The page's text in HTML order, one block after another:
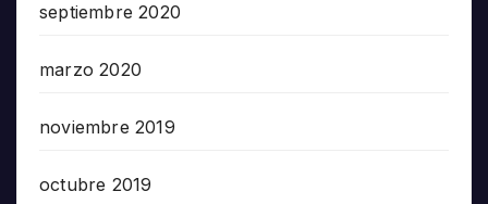
septiembre 2020
marzo 2020
noviembre 2019
octubre 2019